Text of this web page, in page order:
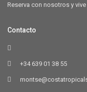
Reserva con nosotros y
Contacto
+34 639 01 38 55